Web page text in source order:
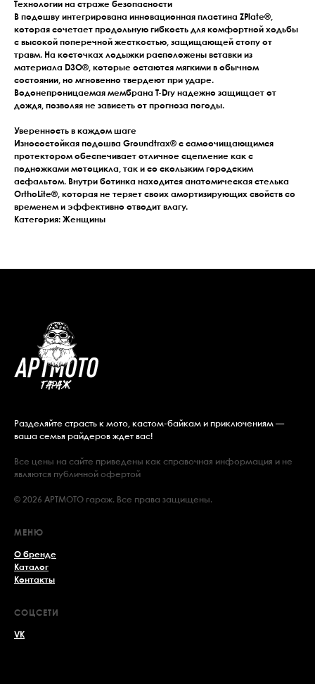
Технологии на страже безопасности
В подошву интегрирована инновационная пластина ZPlate®
которая сочетает продольную гибкость для комфортной ходьбы
с высокой поперечной жесткостью, защищающей стопу от
травм. На косточках лодыжки расположены вставки из
материала D3O® , которые остаются мягкими в обычном
состоянии, но мгновенно твердеют при ударе.
Водонепроницаемая мембрана T-Dry надежно защищает от
дождя, позволяя не зависеть от прогноза погоды.
Уверенность в каждом шаге
Износостойкая подошва Groundtrax® с самоочищающимся
протектором обеспечивает отличное сцепление как с
подножками мотоцикла, так и со скользким городским
асфальтом. Внутри ботинка находится анатомическая стелька
OrthoLite® , которая не теряет своих амортизирующих свойств со
временем и эффективно отводит влагу.
Категория: Женщины
Разделяйте страсть к мото, кастом-байкам и приключениям —
ваша семья райдеров ждет вас!
Все цены на сайте приведены как справочная информация и не
являются публичной офертой
© 2026 АРТМОТО гараж. Все права защищены.
МЕНЮ
О бренде
Каталог
Контакты
СОЦСЕТИ
VK